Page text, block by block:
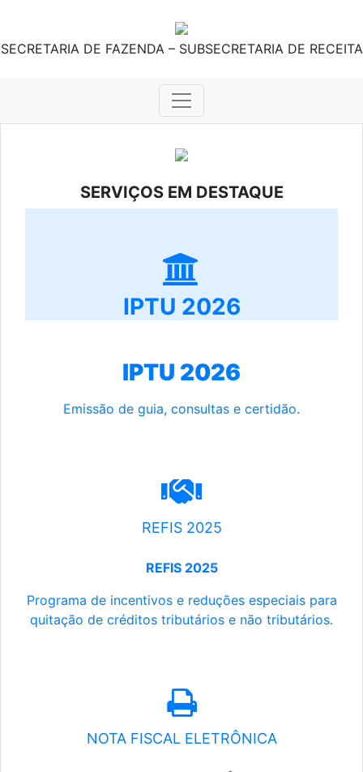
SECRETARIA DE FAZENDA – SUBSECRETARIA DE RECEITA
SERVIÇOS EM DESTAQUE
IPTU 2026
IPTU 2026
Emissão de guia, consultas e certidão.
REFIS 2025
REFIS 2025
Programa de incentivos e reduções especiais para
quitação de créditos tributários e não tributários.
NOTA FISCAL ELETRÔNICA